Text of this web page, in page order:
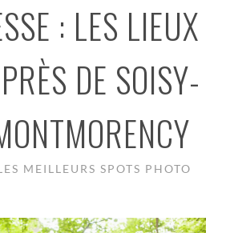
: LES LIEUX
DE SOISY-
MEILLEURS SPOTS PHOTO